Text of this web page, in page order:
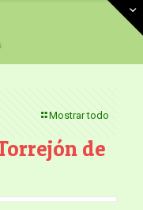
Mostrar todo
de